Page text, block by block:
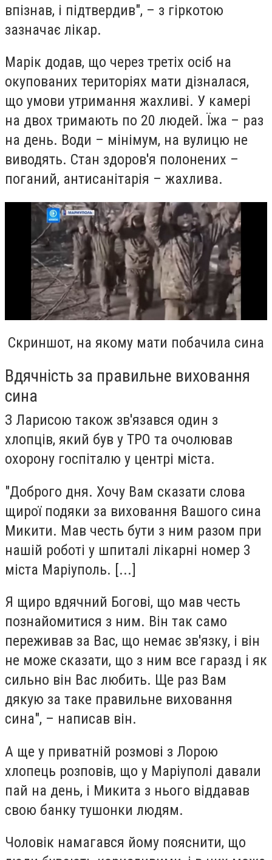
впізнав, і підтвердив", – з гіркотою
зазначає лікар.
Марік додав, що через третіх осіб на
окупованих територіях мати дізналася,
що умови утримання жахливі. У камері
на двох тримають по 20 людей. Їжа – раз
на день. Води – мінімум, на вулицю не
виводять. Стан здоров'я полонених –
поганий, антисанітарія – жахлива.
Скриншот, на якому мати побачила сина
Вдячність за правильне виховання
сина
З Ларисою також зв'язався один з
хлопців, який був у ТРО та очолював
охорону госпіталю у центрі міста.
"Доброго дня. Хочу Вам сказати слова
щирої подяки за виховання Вашого сина
Микити. Мав честь бути з ним разом при
нашій роботі у шпиталі лікарні номер 3
міста Маріуполь. [...]
Я щиро вдячний Богові, що мав честь
познайомитися з ним. Він так само
переживав за Вас, що немає зв'язку, і він
не може сказати, що з ним все гаразд і як
сильно він Вас любить. Ще раз Вам
дякую за таке правильне виховання
сина", – написав він.
А ще у приватній розмові з Лорою
хлопець розповів, що у Маріуполі давали
пай на день, і Микита з нього віддавав
свою банку тушонки людям.
Чоловік намагався йому пояснити, що